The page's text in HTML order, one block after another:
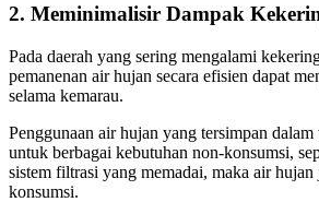
2. Meminimalisir Dampak
Pada daerah yang sering mengalami
pemanenan air hujan secara efisien dapat
selama kemarau.
Penggunaan air hujan yang tersimpan dalam
untuk berbagai kebutuhan non-konsumsi,
sistem filtrasi yang memadai, maka air
konsumsi.